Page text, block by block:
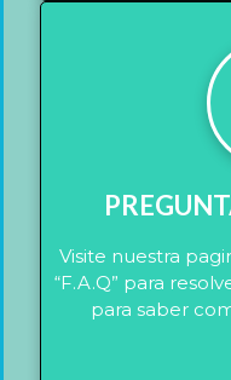
Visite nuestra
“F.A.Q” para
para saber